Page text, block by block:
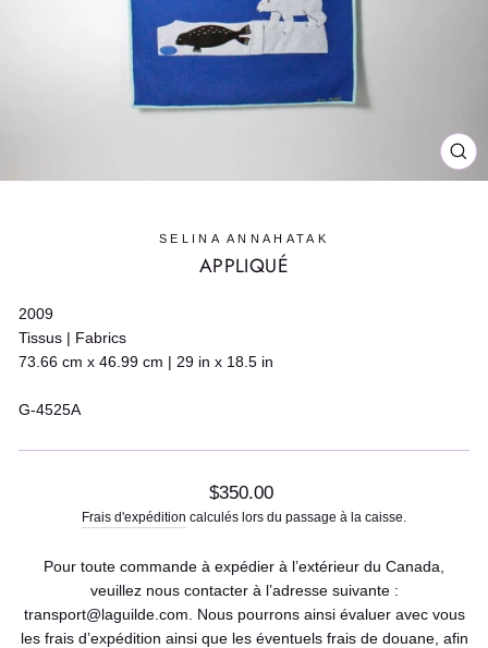
SELINA ANNAHATAK
APPLIQUÉ
2009
Tissus | Fabrics
73.66 cm x 46.99 cm | 29 in x 18.5 in
G-4525A
Prix
régulier
$350.00
Frais d'expédition calculés lors du passage à la caisse.
Pour toute commande à expédier à l’extérieur du Canada,
veuillez nous contacter à l’adresse suivante :
transport@laguilde.com. Nous pourrons ainsi évaluer avec vous
les frais d’expédition ainsi que les éventuels frais de douane, afin